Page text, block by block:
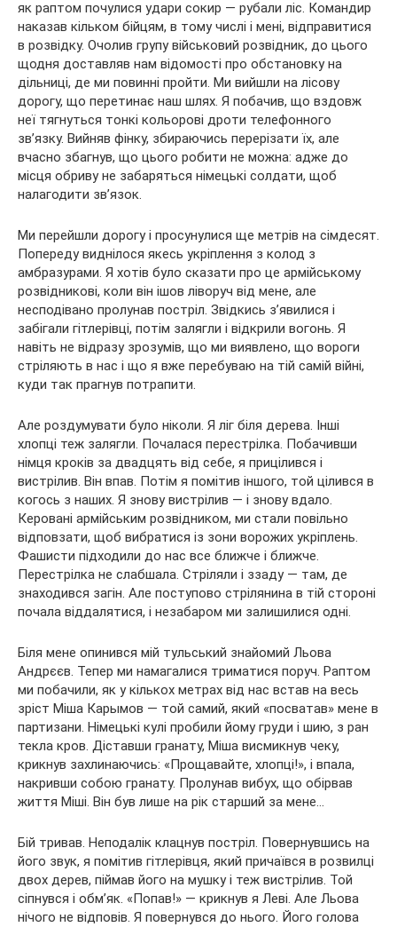
як раптом почулися удари сокир — рубали ліс. Командир
наказав кільком бійцям, в тому числі і мені, відправитися
в розвідку. Очолив групу військовий розвідник, до цього
щодня доставляв нам відомості про обстановку на
дільниці, де ми повинні пройти. Ми вийшли на лісову
дорогу, що перетинає наш шлях. Я побачив, що вздовж
неї тягнуться тонкі кольорові дроти телефонного
зв’язку. Вийняв фінку, збираючись перерізати їх, але
вчасно збагнув, що цього робити не можна: адже до
місця обриву не забаряться німецькі солдати, щоб
налагодити зв’язок.
Ми перейшли дорогу і просунулися ще метрів на сімдесят.
Попереду виднілося якесь укріплення з колод з
амбразурами. Я хотів було сказати про це армійському
розвідникові, коли він ішов ліворуч від мене, але
несподівано пролунав постріл. Звідкись з’явилися і
забігали гітлерівці, потім залягли і відкрили вогонь. Я
навіть не відразу зрозумів, що ми виявлено, що вороги
стріляють в нас і що я вже перебуваю на тій самій війні,
куди так прагнув потрапити.
Але роздумувати було ніколи. Я ліг біля дерева. Інші
хлопці теж залягли. Почалася перестрілка. Побачивши
німця кроків за двадцять від себе, я прицілився і
вистрілив. Він впав. Потім я помітив іншого, той цілився в
когось з наших. Я знову вистрілив — і знову вдало.
Керовані армійським розвідником, ми стали повільно
відповзати, щоб вибратися із зони ворожих укріплень.
Фашисти підходили до нас все ближче і ближче.
Перестрілка не слабшала. Стріляли і ззаду — там, де
знаходився загін. Але поступово стрілянина в тій стороні
почала віддалятися, і незабаром ми залишилися одні.
Біля мене опинився мій тульський знайомий Льова
Андрєєв. Тепер ми намагалися триматися поруч. Раптом
ми побачили, як у кількох метрах від нас встав на весь
зріст Міша Карымов — той самий, який «посватав» мене в
партизани. Німецькі кулі пробили йому груди і шию, з ран
текла кров. Діставши гранату, Міша висмикнув чеку,
крикнув захлинаючись: «Прощавайте, хлопці!», і впала,
накривши собою гранату. Пролунав вибух, що обірвав
життя Міші. Він був лише на рік старший за мене…
Бій тривав. Неподалік клацнув постріл. Повернувшись на
його звук, я помітив гітлерівця, який причаївся в розвилці
двох дерев, піймав його на мушку і теж вистрілив. Той
сіпнувся і обм’як. «Попав!» — крикнув я Леві. Але Льова
нічого не відповів. Я повернувся до нього. Його голова